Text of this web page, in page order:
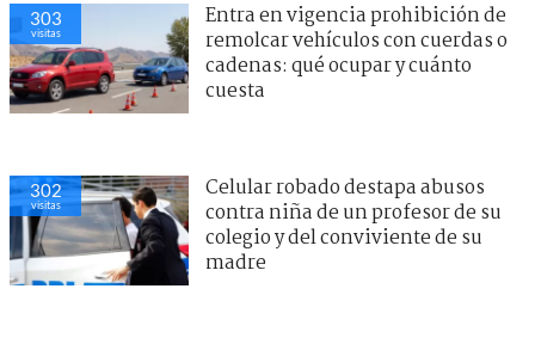
303
visitas
Entra en vigencia prohibición de
remolcar vehículos con cuerdas o
cadenas: qué ocupar y cuánto
cuesta
302
visitas
Celular robado destapa abusos
contra niña de un profesor de su
colegio y del conviviente de su
madre